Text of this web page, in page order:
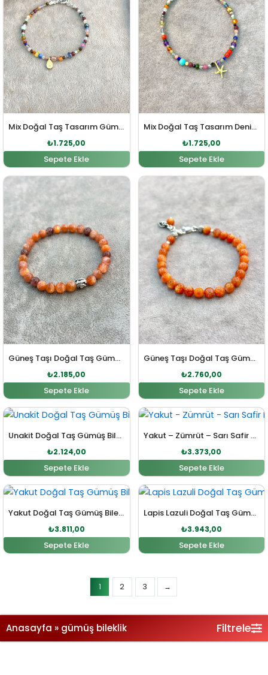
Mix Doğal Taş Tasarım Gümüş Bileklik
₺1.725,00
Sepete Ekle
Mix Doğal Taş Tasarım Deniz Yıldızı Sembol Gümüş Bileklik
₺1.725,00
Sepete Ekle
Güneş Taşı Doğal Taş Gümüş Bileklik
Orijinal fiyat: ₺2.392,00.
₺2.185,00
Şu andaki fiyat: ₺2.185,00.
Sepete Ekle
Güneş Taşı Doğal Taş Gümüş Bileklik
Orijinal fiyat:
₺2.760,00
Şu andaki
Sepete Ekle
Unakit Doğal Taş Gümüş Bileklik
Orijinal fiyat: ₺2.336,00.
₺2.124,00
Şu andaki fiyat: ₺2.124,00.
Sepete Ekle
Yakut – Zümrüt – Sarı Safir Doğal Taş Gümüş Bileklik
Orijinal fiyat:
₺3.373,00
Şu andaki
Sepete Ekle
Yakut Doğal Taş Gümüş Bileklik
Orijinal fiyat: ₺4.192,00.
₺3.811,00
Şu andaki fiyat: ₺3.811,00.
Sepete Ekle
Lapis Lazuli Doğal Taş Gümüş Yin Yang Sembol Bileklik
Orijinal fiyat:
₺3.943,00
Şu andaki
Sepete Ekle
Anasayfa » gümüş bileklik Filtrele